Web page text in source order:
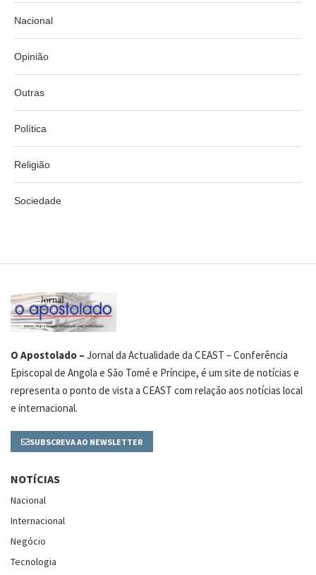
Nacional
Opinião
Outras
Política
Religião
Sociedade
O Apostolado – Jornal da Actualidade da CEAST – Conferência
Episcopal de Angola e São Tomé e Príncipe, é um site de notícias e
representa o ponto de vista a CEAST com relação aos notícias local
e internacional.
SUBSCREVA AO NEWSLETTER
NOTÍCIAS
Nacional
Internacional
Negócio
Tecnologia